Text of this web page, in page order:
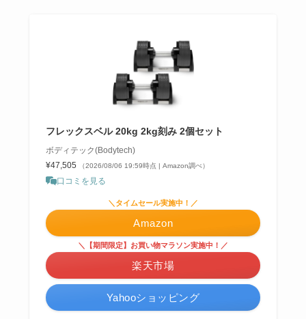
フレックスベル 20kg 2kg刻み 2個セット
ボディテック(Bodytech)
¥47,505
（2026/08/06 19:59時点 | Amazon調べ）
口コミを見る
＼タイムセール実施中！／
Amazon
＼【期間限定】お買い物マラソン実施中！／
楽天市場
Yahooショッピング